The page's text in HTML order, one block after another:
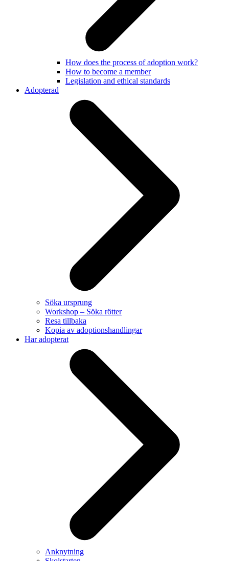
How does the process of adoption work?
How to become a member
Legislation and ethical standards
Adopterad
Söka ursprung
Workshop – Söka rötter
Resa tillbaka
Kopia av adoptionshandlingar
Har adopterat
Anknytning